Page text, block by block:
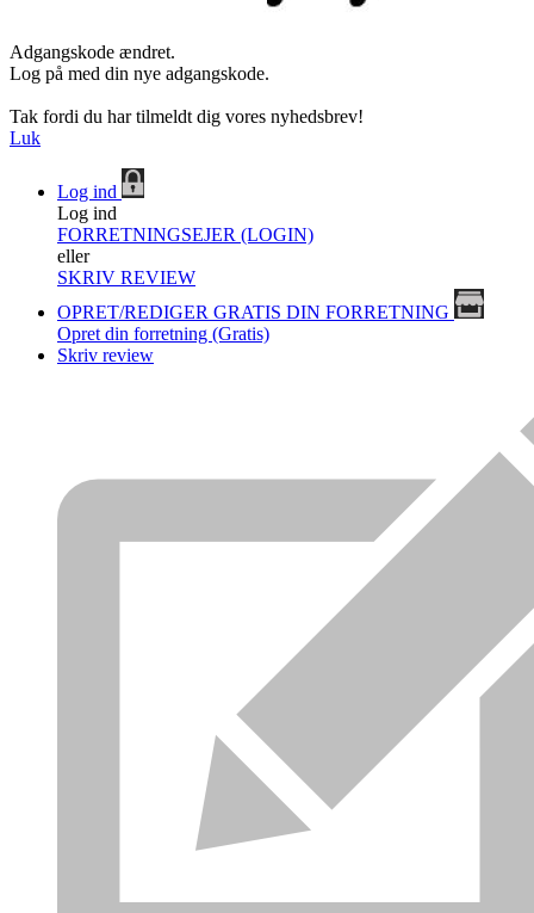
Adgangskode ændret.
Log på med din nye adgangskode.
Tak fordi du har tilmeldt dig vores nyhedsbrev!
Luk
Log ind
Log ind
FORRETNINGSEJER (LOGIN)
eller
SKRIV REVIEW
OPRET/REDIGER GRATIS DIN FORRETNING
Opret din forretning (Gratis)
Skriv review